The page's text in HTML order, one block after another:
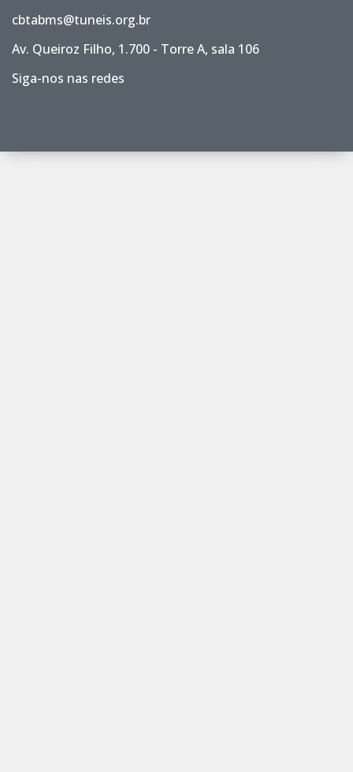
cbtabms@tuneis.org.br
Av. Queiroz Filho, 1.700 - Torre A, sala 106
Siga-nos nas redes